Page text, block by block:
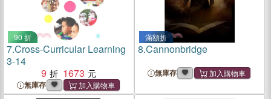
90 折
7.Cross-Curricular Learning
3-14
9
1673
無庫存
滿額折
8.Cannonbridge
無庫存